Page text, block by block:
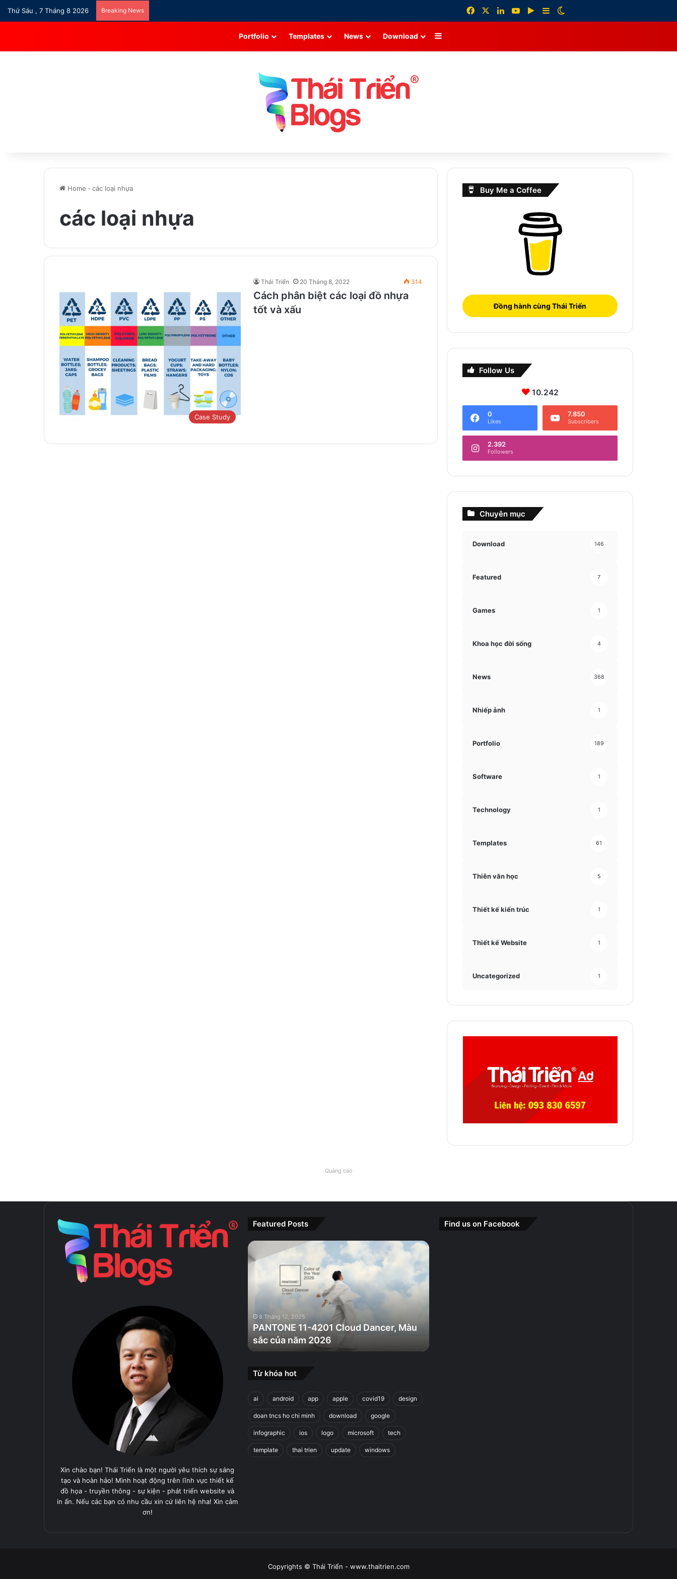
Thứ Sáu , 7 Tháng 8 2026 Breaking News FacebookLinkedInYouTubeGoogle Play
Sidebar
Portfolio Templates News Download Sidebar
Home - các loại nhựa
các loại nhựa
Case Study
Thái Triển 20 Tháng 8, 2022 314
Cách phân biệt các loại đồ nhựa
tốt và xấu
Buy Me a Coffee
Đồng hành cùng Thái Triển
Follow Us
10.242
0
Likes
7.850
Subscribers
2.392
Followers
Chuyên mục
Download 146
Featured 7
Games 1
Khoa học đời sống 4
News 368
Nhiếp ảnh 1
Portfolio 189
Software 1
Technology 1
Templates 61
Thiên văn học 5
Thiết kế kiến trúc 1
Thiết kế Website 1
Uncategorized 1
Quảng cáo
Xin chào bạn! Thái Triển là một người yêu thích sự sáng
tạo và hoàn hảo! Mình hoạt động trên lĩnh vực thiết kế
đồ họa - truyền thông - sự kiện - phát triển website và
in ấn. Nếu các bạn có nhu cầu xin cứ liên hệ nha! Xin cảm
ơn!
Featured Posts
PANTONE
11-
Màu
của
năm
2026
8 Tháng 12, 2025
PANTONE 11-4201 Cloud Dancer, Màu
sắc của năm 2026
Từ khóa hot
ai android app apple covid19 design
doan tncs ho chi minh download google
infographic ios logo microsoft tech
template thai trien update windows
Find us on Facebook
Copyrights © Thái Triển - www.thaitrien.com